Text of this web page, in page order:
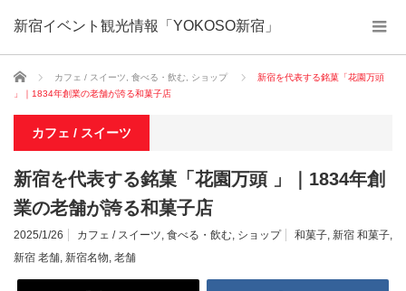
新宿イベント観光情報「YOKOSO新宿」
ホーム カフェ / スイーツ 食べる・飲む ショップ
新宿を代表する銘菓「花園万頭
」｜1834年創業の老舗が誇る和菓子店
カフェ / スイーツ
新宿を代表する銘菓「花園万頭 」｜1834年創
業の老舗が誇る和菓子店
2025/1/26 カフェ / スイーツ, 食べる・飲む, ショップ 和菓子, 新宿 和菓子,
新宿 老舗, 新宿名物, 老舗